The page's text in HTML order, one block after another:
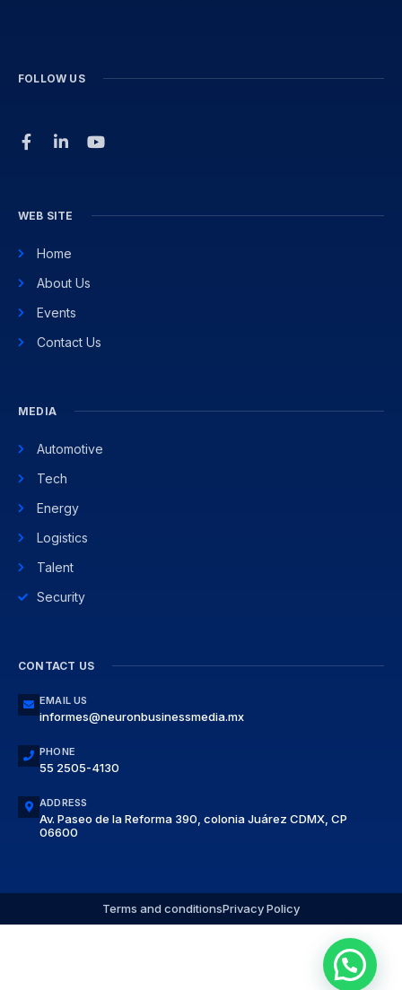
FOLLOW US
WEB SITE
Home
About Us
Events
Contact Us
MEDIA
Automotive
Tech
Energy
Logistics
Talent
Security
CONTACT US
EMAIL US
informes@neuronbusinessmedia.mx
PHONE
55 2505-4130
ADDRESS
Av. Paseo de la Reforma 390, colonia Juárez CDMX, CP
06600
Terms and conditionsPrivacy Policy